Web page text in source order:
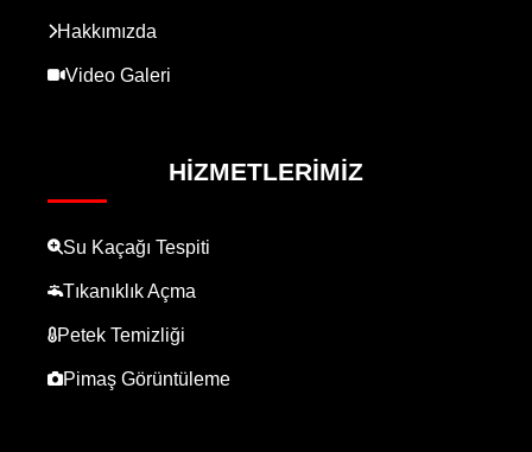
Hakkımızda
Video Galeri
HIZMETLERIMIZ
Su Kaçağı Tespiti
Tıkanıklık Açma
Petek Temizliği
Pimaş Görüntüleme